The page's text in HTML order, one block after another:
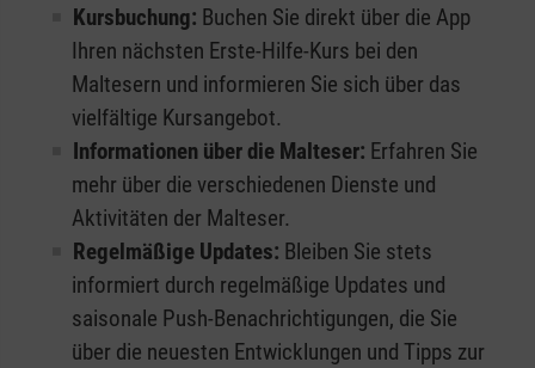
Kursbuchung: Buchen Sie direkt über die App
Ihren nächsten Erste-Hilfe-Kurs bei den
Maltesern und informieren Sie sich über das
vielfältige Kursangebot.
Informationen über die Malteser: Erfahren Sie
mehr über die verschiedenen Dienste und
Aktivitäten der Malteser.
Regelmäßige Updates: Bleiben Sie stets
informiert durch regelmäßige Updates und
saisonale Push-Benachrichtigungen, die Sie
über die neuesten Entwicklungen und Tipps zur